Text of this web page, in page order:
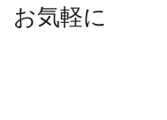
お気軽に